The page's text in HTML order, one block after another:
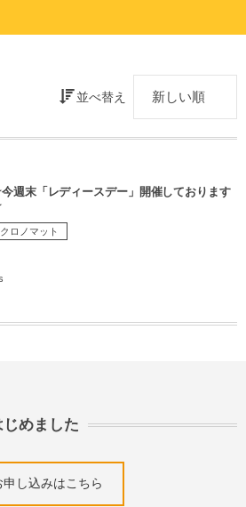
並べ替え
週末「レディースデー」開催しております
クロノマット
めました
申し込みはこちら